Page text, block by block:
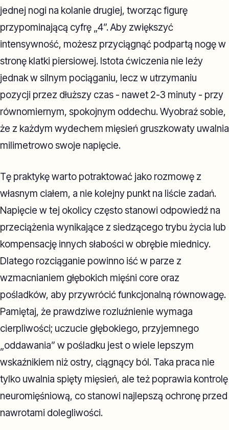
jednej nogi na kolanie drugiej, tworząc figurę
przypominającą cyfrę „4”. Aby zwiększyć
intensywność, możesz przyciągnąć podpartą nogę w
stronę klatki piersiowej. Istota ćwiczenia nie leży
jednak w silnym pociąganiu, lecz w utrzymaniu
pozycji przez dłuższy czas - nawet 2-3 minuty - przy
równomiernym, spokojnym oddechu. Wyobraź sobie,
że z każdym wydechem mięsień gruszkowaty uwalnia
milimetrowo swoje napięcie.
Tę praktykę warto potraktować jako rozmowę z
własnym ciałem, a nie kolejny punkt na liście zadań.
Napięcie w tej okolicy często stanowi odpowiedź na
przeciążenia wynikające z siedzącego trybu życia lub
kompensację innych słabości w obrębie miednicy.
Dlatego rozciąganie powinno iść w parze z
wzmacnianiem głębokich mięśni core oraz
pośladków, aby przywrócić funkcjonalną równowagę.
Pamiętaj, że prawdziwe rozluźnienie wymaga
cierpliwości; uczucie głębokiego, przyjemnego
„oddawania” w pośladku jest o wiele lepszym
wskaźnikiem niż ostry, ciągnący ból. Taka praca nie
tylko uwalnia spięty mięsień, ale też poprawia kontrolę
neuromięśniową, co stanowi najlepszą ochronę przed
nawrotami dolegliwości.